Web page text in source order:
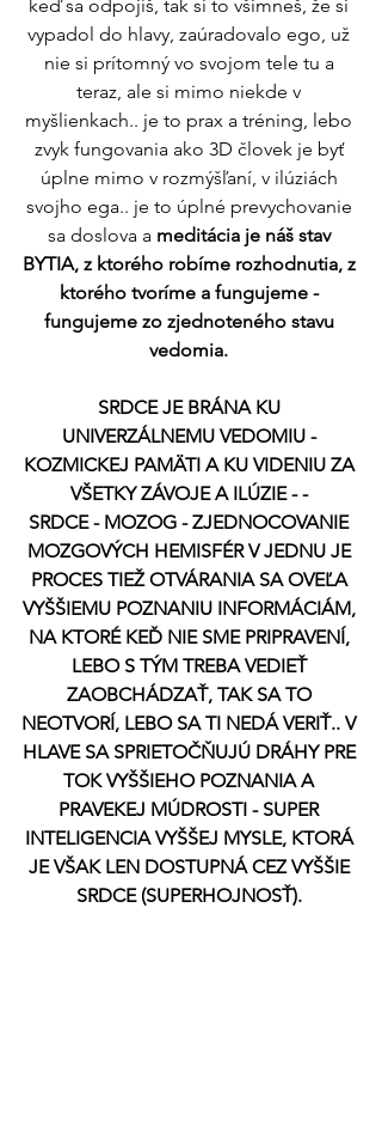
keď sa odpojíš, tak si to všimneš, že si
vypadol do hlavy, zaúradovalo ego, už
nie si prítomný vo svojom tele tu a
teraz, ale si mimo niekde v
myšlienkach.. je to prax a tréning, lebo
zvyk fungovania ako 3D človek je byť
úplne mimo v rozmýšľaní, v ilúziách
svojho ega.. je to úplné prevychovanie
sa doslova a meditácia je náš stav
BYTIA, z ktorého robíme rozhodnutia, z
ktorého tvoríme a fungujeme -
fungujeme zo zjednoteného stavu
vedomia.
SRDCE JE BRÁNA KU
UNIVERZÁLNEMU VEDOMIU -
KOZMICKEJ PAMÄTI A KU VIDENIU ZA
VŠETKY ZÁVOJE A ILÚZIE - -
SRDCE - MOZOG - ZJEDNOCOVANIE
MOZGOVÝCH HEMISFÉR V JEDNU JE
PROCES TIEŽ OTVÁRANIA SA OVEĽA
VYŠŠIEMU POZNANIU INFORMÁCIÁM,
NA KTORÉ KEĎ NIE SME PRIPRAVENÍ,
LEBO S TÝM TREBA VEDIEŤ
ZAOBCHÁDZAŤ, TAK SA TO
NEOTVORÍ, LEBO SA TI NEDÁ VERIŤ.. V
HLAVE SA SPRIETOČŇUJÚ DRÁHY PRE
TOK VYŠŠIEHO POZNANIA A
PRAVEKEJ MÚDROSTI - SUPER
INTELIGENCIA VYŠŠEJ MYSLE, KTORÁ
JE VŠAK LEN DOSTUPNÁ CEZ VYŠŠIE
SRDCE (SUPERHOJNOSŤ).